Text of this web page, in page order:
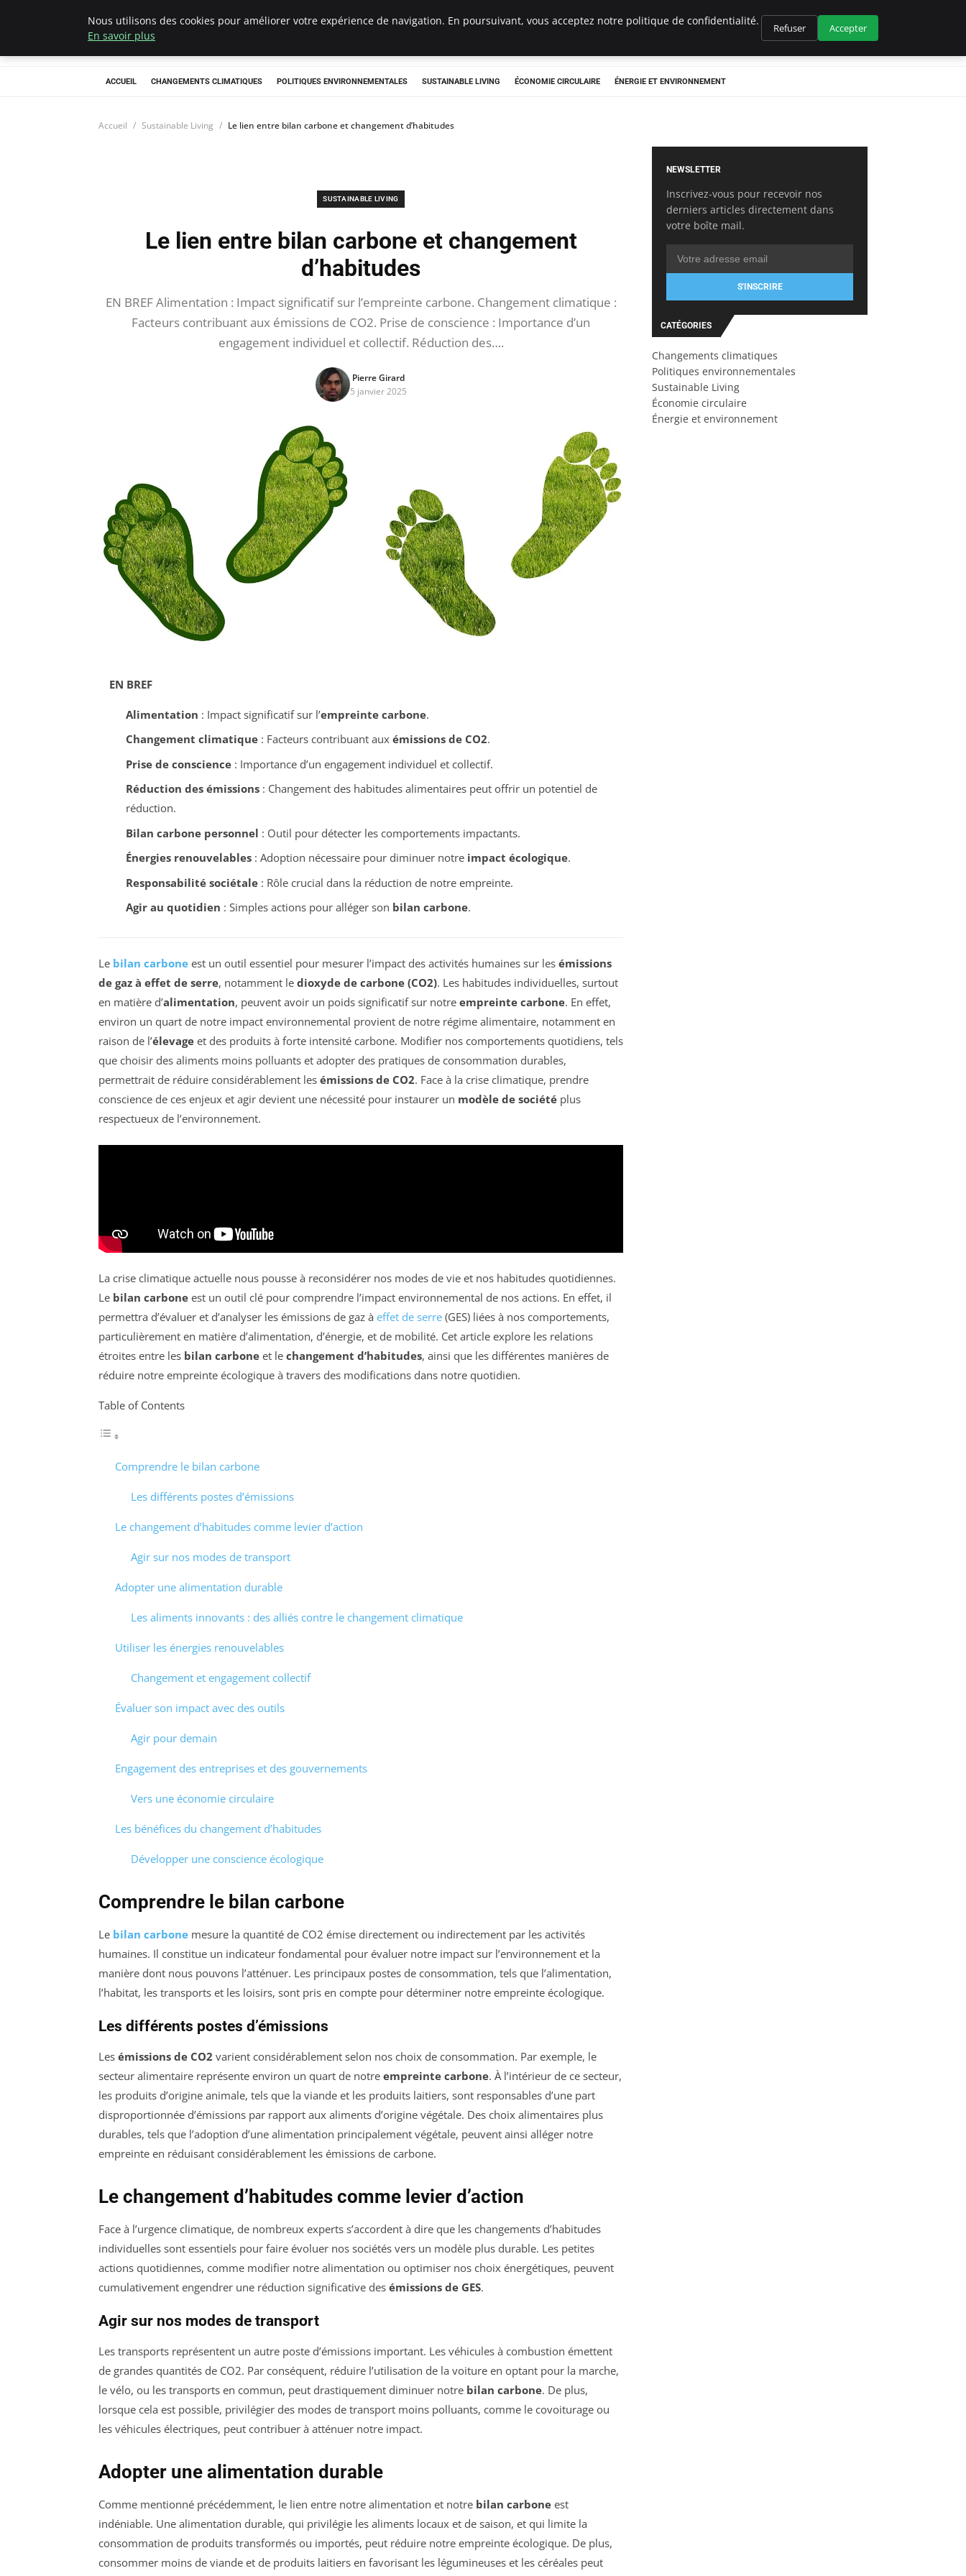
Climategatecountryclub.com
ACCUEIL CHANGEMENTS CLIMATIQUES POLITIQUES ENVIRONNEMENTALES SUSTAINABLE LIVING ÉCONOMIE CIRCULAIRE ÉNERGIE ET ENVIRONNEMENT
Accueil Sustainable Living Le lien entre bilan carbone et changement d’habitudes
SUSTAINABLE LIVING
Le lien entre bilan carbone et changement
d’habitudes
EN BREF Alimentation : Impact significatif sur l’empreinte carbone. Changement climatique :
Facteurs contribuant aux émissions de CO2. Prise de conscience : Importance d’un
engagement individuel et collectif. Réduction des….
Pierre Girard
5 janvier 2025
EN BREF
Alimentation : Impact significatif sur l’empreinte carbone.
Changement climatique: Facteurs contribuant aux émissions de CO2.
Prise de conscience: Importance d’un engagement individuel et collectif.
Réduction des émissions: Changement des habitudes alimentaires peut offrir un potentiel de
réduction.
Bilan carbone personnel : Outil pour détecter les comportements impactants.
Énergies renouvelables: Adoption nécessaire pour diminuer notre impact écologique.
Responsabilité sociétale: Rôle crucial dans la réduction de notre empreinte.
Agir au quotidien : Simples actions pour alléger son bilan carbone.
Le bilan carbone est un outil essentiel pour mesurer l’impact des activités humaines sur les émissions
de gaz à effet de serre, notamment le dioxyde de carbone (CO2). Les habitudes individuelles, surtout
en matière d’alimentation, peuvent avoir un poids significatif sur notre empreinte carbone. En effet,
environ un quart de notre impact environnemental provient de notre régime alimentaire, notamment en
raison de l’élevage et des produits à forte intensité carbone. Modifier nos comportements quotidiens, tels
que choisir des aliments moins polluants et adopter des pratiques de consommation durables,
permettrait de réduire considérablement les émissions de CO2. Face à la crise climatique, prendre
conscience de ces enjeux et agir devient une nécessité pour instaurer un modèle de société plus
respectueux de l’environnement.
La crise climatique actuelle nous pousse à reconsidérer nos modes de vie et nos habitudes quotidiennes.
Le bilan carbone est un outil clé pour comprendre l’impact environnemental de nos actions. En effet, il
permettra d’évaluer et d’analyser les émissions de gaz à effet de serre (GES) liées à nos comportements,
particulièrement en matière d’alimentation, d’énergie, et de mobilité. Cet article explore les relations
étroites entre les bilan carbone et le changement d’habitudes, ainsi que les différentes manières de
réduire notre empreinte écologique à travers des modifications dans notre quotidien.
Table of Contents
Comprendre le bilan carbone
Les différents postes d’émissions
Le changement d’habitudes comme levier d’action
Agir sur nos modes de transport
Adopter une alimentation durable
Les aliments innovants : des alliés contre le changement climatique
Utiliser les énergies renouvelables
Changement et engagement collectif
Évaluer son impact avec des outils
Agir pour demain
Engagement des entreprises et des gouvernements
Vers une économie circulaire
Les bénéfices du changement d’habitudes
Développer une conscience écologique
Comprendre le bilan carbone
Le bilan carbone mesure la quantité de CO2 émise directement ou indirectement par les activités
humaines. Il constitue un indicateur fondamental pour évaluer notre impact sur l’environnement et la
manière dont nous pouvons l’atténuer. Les principaux postes de consommation, tels que l’alimentation,
l’habitat, les transports et les loisirs, sont pris en compte pour déterminer notre empreinte écologique.
Les différents postes d’émissions
Les émissions de CO2 varient considérablement selon nos choix de consommation. Par exemple, le
secteur alimentaire représente environ un quart de notre empreinte carbone. À l’intérieur de ce secteur,
les produits d’origine animale, tels que la viande et les produits laitiers, sont responsables d’une part
disproportionnée d’émissions par rapport aux aliments d’origine végétale. Des choix alimentaires plus
durables, tels que l’adoption d’une alimentation principalement végétale, peuvent ainsi alléger notre
empreinte en réduisant considérablement les émissions de carbone.
Le changement d’habitudes comme levier d’action
Face à l’urgence climatique, de nombreux experts s’accordent à dire que les changements d’habitudes
individuelles sont essentiels pour faire évoluer nos sociétés vers un modèle plus durable. Les petites
actions quotidiennes, comme modifier notre alimentation ou optimiser nos choix énergétiques, peuvent
cumulativement engendrer une réduction significative des émissions de GES.
Agir sur nos modes de transport
Les transports représentent un autre poste d’émissions important. Les véhicules à combustion émettent
de grandes quantités de CO2. Par conséquent, réduire l’utilisation de la voiture en optant pour la marche,
le vélo, ou les transports en commun, peut drastiquement diminuer notre bilan carbone. De plus,
lorsque cela est possible, privilégier des modes de transport moins polluants, comme le covoiturage ou
les véhicules électriques, peut contribuer à atténuer notre impact.
Adopter une alimentation durable
Comme mentionné précédemment, le lien entre notre alimentation et notre bilan carbone est
indéniable. Une alimentation durable, qui privilégie les aliments locaux et de saison, et qui limite la
consommation de produits transformés ou importés, peut réduire notre empreinte écologique. De plus,
consommer moins de viande et de produits laitiers en favorisant les légumineuses et les céréales peut
NEWSLETTER
Inscrivez-vous pour recevoir nos
derniers articles directement dans
votre boîte mail.
S'INSCRIRE
CATÉGORIES
Changements climatiques
Politiques environnementales
Sustainable Living
Économie circulaire
Énergie et environnement
Nous utilisons des cookies pour améliorer votre expérience de navigation. En poursuivant, vous acceptez notre politique de confidentialité.
En savoir plus
Refuser Accepter